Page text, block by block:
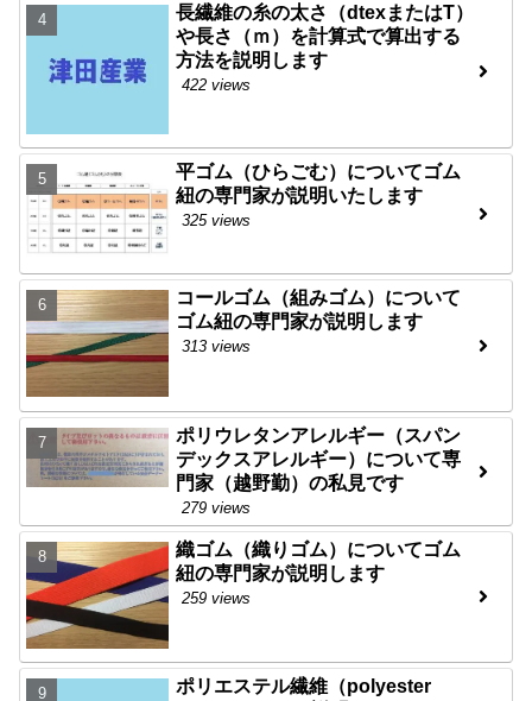
長繊維の糸の太さ（dtexまたはT）
や長さ（ｍ）を計算式で算出する
方法を説明します
422 views
平ゴム（ひらごむ）についてゴム
紐の専門家が説明いたします
325 views
コールゴム（組みゴム）について
ゴム紐の専門家が説明します
313 views
ポリウレタンアレルギー（スパン
デックスアレルギー）について専
門家（越野勤）の私見です
279 views
織ゴム（織りゴム）についてゴム
紐の専門家が説明します
259 views
ポリエステル繊維（polyester